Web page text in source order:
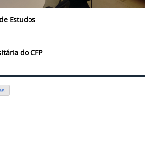
Estudos
do CFP